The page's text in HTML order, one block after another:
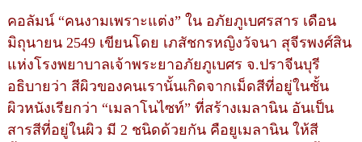
คอลัมน์ “คนงามเพราะแต่ง” ใน อภัยภูเบศรสาร เดือน
มิถุนายน 2549 เขียนโดย เภสัชกรหญิงวัจนา สุจีรพงศ์สิน
แห่งโรงพยาบาลเจ้าพระยาอภัยภูเบศร จ.ปราจีนบุรี
อธิบายว่า สีผิวของคนเรานั้นเกิดจากเม็ดสีที่อยู่ในชั้น
ผิวหนังเรียกว่า “เมลาโนไซท์” ที่สร้างเมลานิน อันเป็น
สารสีที่อยู่ในผิว มี 2 ชนิดด้วยกัน คือยูเมลานิน ให้สี